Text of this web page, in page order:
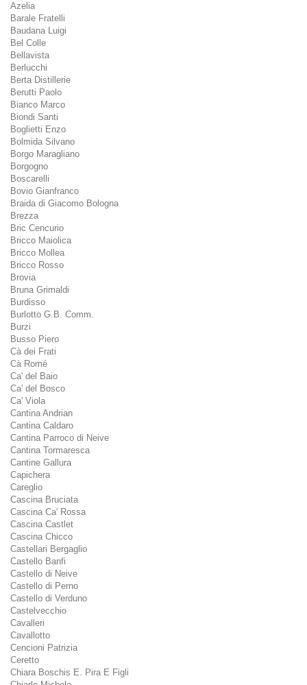
Azelia
Barale Fratelli
Baudana Luigi
Bel Colle
Bellavista
Berlucchi
Berta Distillerie
Berutti Paolo
Bianco Marco
Biondi Santi
Boglietti Enzo
Bolmida Silvano
Borgo Maragliano
Borgogno
Boscarelli
Bovio Gianfranco
Braida di Giacomo Bologna
Brezza
Bric Cencurio
Bricco Maiolica
Bricco Mollea
Bricco Rosso
Brovia
Bruna Grimaldi
Burdisso
Burlotto G.B. Comm.
Burzi
Busso Piero
Cà dei Frati
Cà Romé
Ca' del Baio
Ca' del Bosco
Ca' Viola
Cantina Andrian
Cantina Caldaro
Cantina Parroco di Neive
Cantina Tormaresca
Cantine Gallura
Capichera
Careglio
Cascina Bruciata
Cascina Ca' Rossa
Cascina Castlet
Cascina Chicco
Castellari Bergaglio
Castello Banfi
Castello di Neive
Castello di Perno
Castello di Verduno
Castelvecchio
Cavalleri
Cavallotto
Cencioni Patrizia
Ceretto
Chiara Boschis E. Pira E Figli